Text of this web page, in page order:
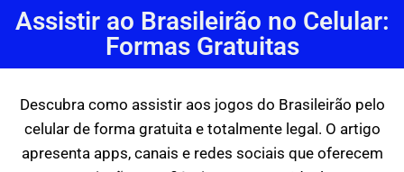
Assistir ao Brasileirão no Celular:
Formas Gratuitas
Descubra como assistir aos jogos do Brasileirão pelo
celular de forma gratuita e totalmente legal. O artigo
apresenta apps, canais e redes sociais que oferecem